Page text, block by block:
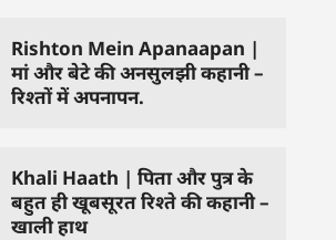
Rishton Mein Apanaapan |
मां और बेटे की अनसुलझी कहानी –
रिश्तों में अपनापन.
Khali Haath | पिता और पुत्र के
बहुत ही खूबसूरत रिश्ते की कहानी –
खाली हाथ